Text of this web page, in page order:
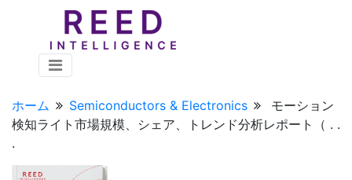
ホーム Semiconductors & Electronics
モーション
検知ライト市場規模、シェア、トレンド分析レポート（ . .
.